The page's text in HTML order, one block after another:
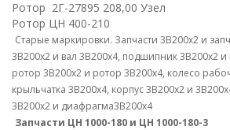
Ротор 2Г-27895 208,00 Узел
Ротор ЦН 400-210
Старые маркировки. Запчасти 3В200х2 и
3В200х2 и вал 3В200х4, подшипник 3В200х2
ротор 3В200х2 и ротор 3В200х4, колесо
крыльчатка 3В200х4, корпус 3В200х2 и
3В200х2 и диафрагма3В200х4
Запчасти ЦН 1000-180 и ЦН 1000-180-3